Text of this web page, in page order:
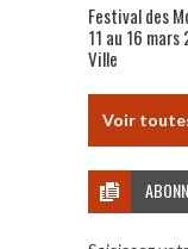
Festival des
11 au 16
Ville
Voir